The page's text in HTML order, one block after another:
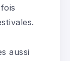
aussi